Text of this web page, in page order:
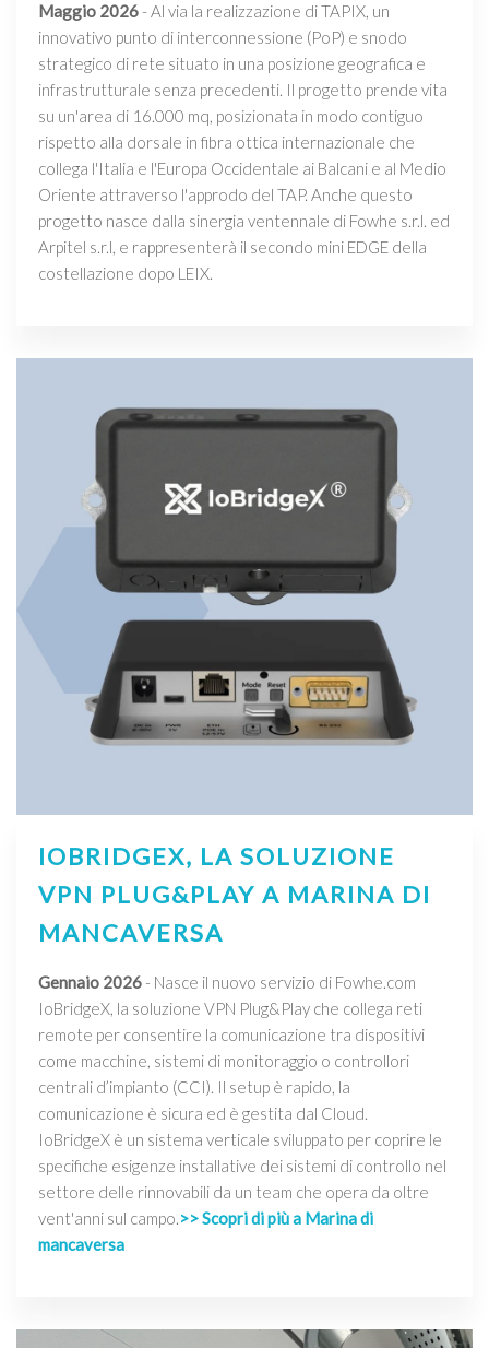
Maggio 2026- Al via la realizzazione di TAPIX, un
innovativo punto di interconnessione (PoP) e snodo
strategico di rete situato in una posizione geografica e
infrastrutturale senza precedenti. Il progetto prende vita
su un'area di 16.000 mq, posizionata in modo contiguo
rispetto alla dorsale in fibra ottica internazionale che
collega l'Italia e l'Europa Occidentale ai Balcani e al Medio
Oriente attraverso l'approdo del TAP. Anche questo
progetto nasce dalla sinergia ventennale di Fowhe s.r.l. ed
Arpitel s.r.l, e rappresenterà il secondo mini EDGE della
costellazione dopo LEIX.
IOBRIDGEX, LA SOLUZIONE
VPN PLUG&PLAY A MARINA DI
MANCAVERSA
Gennaio 2026- Nasce il nuovo servizio di Fowhe.com
IoBridgeX, la soluzione VPN Plug&Play che collega reti
remote per consentire la comunicazione tra dispositivi
come macchine, sistemi di monitoraggio o controllori
centrali d’impianto (CCI). Il setup è rapido, la
comunicazione è sicura ed è gestita dal Cloud.
IoBridgeX è un sistema verticale sviluppato per coprire le
specifiche esigenze installative dei sistemi di controllo nel
settore delle rinnovabili da un team che opera da oltre
vent'anni sul campo.>> Scopri di più a Marina di
mancaversa